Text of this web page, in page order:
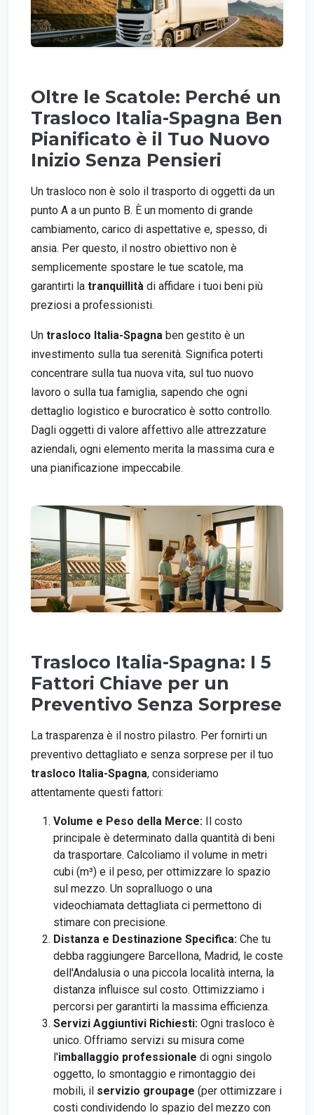
Oltre le Scatole: Perché un
Trasloco Italia-Spagna Ben
Pianificato è il Tuo Nuovo
Inizio Senza Pensieri
Un trasloco non è solo il trasporto di oggetti da un
punto A a un punto B. È un momento di grande
cambiamento, carico di aspettative e, spesso, di
ansia. Per questo, il nostro obiettivo non è
semplicemente spostare le tue scatole, ma
garantirti la tranquillità di affidare i tuoi beni più
preziosi a professionisti.
Un trasloco Italia-Spagna ben gestito è un
investimento sulla tua serenità. Significa poterti
concentrare sulla tua nuova vita, sul tuo nuovo
lavoro o sulla tua famiglia, sapendo che ogni
dettaglio logistico e burocratico è sotto controllo.
Dagli oggetti di valore affettivo alle attrezzature
aziendali, ogni elemento merita la massima cura e
una pianificazione impeccabile.
Trasloco Italia-Spagna: I 5
Fattori Chiave per un
Preventivo Senza Sorprese
La trasparenza è il nostro pilastro. Per fornirti un
preventivo dettagliato e senza sorprese per il tuo
trasloco Italia-Spagna, consideriamo
attentamente questi fattori:
Volume e Peso della Merce: Il costo
principale è determinato dalla quantità di beni
da trasportare. Calcoliamo il volume in metri
cubi (m³) e il peso, per ottimizzare lo spazio
sul mezzo. Un sopralluogo o una
videochiamata dettagliata ci permettono di
stimare con precisione.
Distanza e Destinazione Specifica: Che tu
debba raggiungere Barcellona, Madrid, le coste
dell'Andalusia o una piccola località interna, la
distanza influisce sul costo. Ottimizziamo i
percorsi per garantirti la massima efficienza.
Servizi Aggiuntivi Richiesti: Ogni trasloco è
unico. Offriamo servizi su misura come
l'imballaggio professionale di ogni singolo
oggetto, lo smontaggio e rimontaggio dei
mobili, il servizio groupage (per ottimizzare i
costi condividendo lo spazio del mezzo con